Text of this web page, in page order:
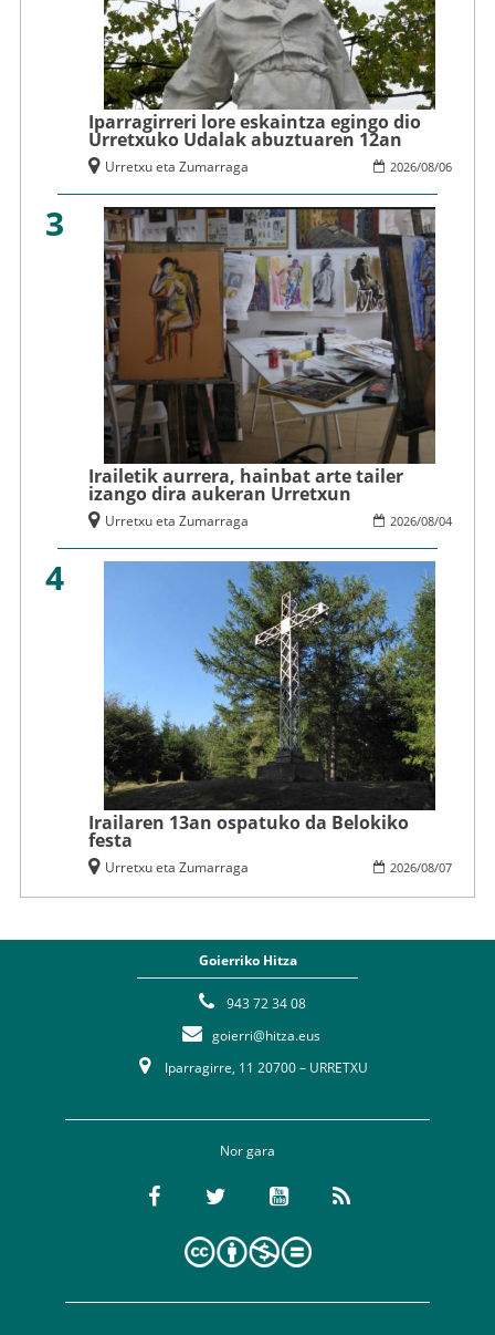
Iparragirreri lore eskaintza egingo dio
Urretxuko Udalak abuztuaren 12an
2026/08/06
Urretxu eta Zumarraga
3
Irailetik aurrera, hainbat arte tailer
izango dira aukeran Urretxun
2026/08/04
Urretxu eta Zumarraga
4
Irailaren 13an ospatuko da Belokiko
festa
2026/08/07
Urretxu eta Zumarraga
Goierriko Hitza
943 72 34 08
goierri@hitza.eus
Iparragirre, 11 20700 – URRETXU
Nor gara